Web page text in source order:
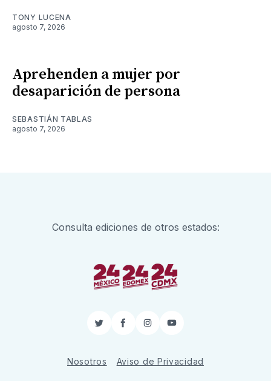
TONY LUCENA
agosto 7, 2026
Aprehenden a mujer por
desaparición de persona
SEBASTIÁN TABLAS
agosto 7, 2026
Consulta ediciones de otros estados:
TwitterFacebook
InstagramYouTube
Nosotros Aviso de Privacidad